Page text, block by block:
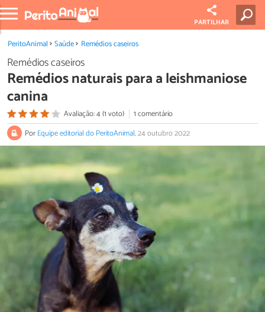
PARTILHAR
PeritoAnimal Saúde Remédios caseiros
Remédios caseiros
Remédios naturais para a leishmaniose
canina
Avaliação: 4 (1 voto)
1 comentário
PorEquipe editorial do PeritoAnimal.24 outubro 2022